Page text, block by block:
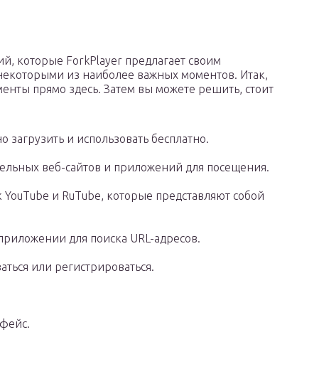
которые ForkPlayer предлагает своим
из наиболее важных моментов. Итак,
прямо здесь. Затем вы можете решить, стоит
и использовать бесплатно.
веб-сайтов и приложений для посещения.
и RuTube, которые представляют собой
для поиска URL-адресов.
или регистрироваться.